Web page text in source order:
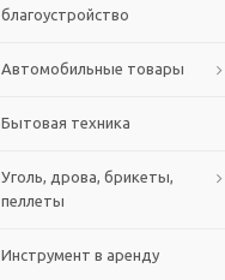
благоустройство
Автомобильные товары
Бытовая техника
Уголь, дрова, брикеты,
пеллеты
Инструмент в аренду